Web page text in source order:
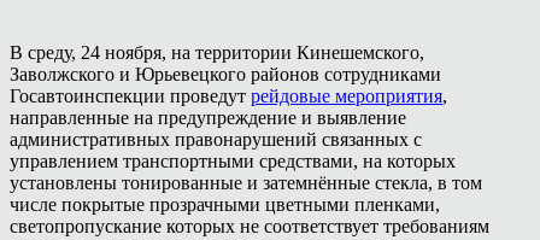
В среду, 24 ноября, на территории Кинешемского,
Заволжского и Юрьевецкого районов сотрудниками
Госавтоинспекции проведут рейдовые мероприятия,
направленные на предупреждение и выявление
административных правонарушений связанных с
управлением транспортными средствами, на которых
установлены тонированные и затемнённые стекла, в том
числе покрытые прозрачными цветными пленками,
светопропускание которых не соответствует требованиям